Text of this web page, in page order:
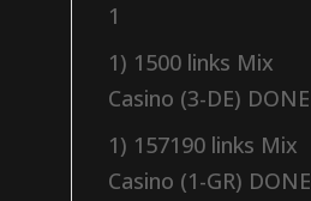
1
1) 1500 links Mix
Casino (3-DE) DONE
1) 157190 links Mix
Casino (1-GR) DONE